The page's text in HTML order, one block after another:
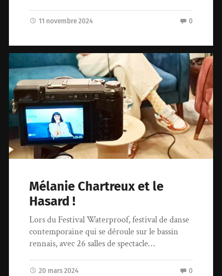
11 novembre 2024 0
Mélanie Chartreux et le
Hasard !
Lors du Festival Waterproof, festival de danse
contemporaine qui se déroule sur le bassin
rennais, avec 26 salles de spectacle…
20 mars 2024 0